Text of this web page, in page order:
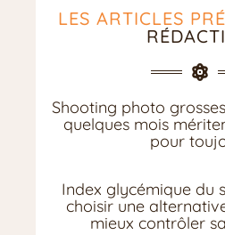
LES ARTICLES
Shooting photo
quelques mois
pour
Index glycémique du
choisir une
mieux contrôler